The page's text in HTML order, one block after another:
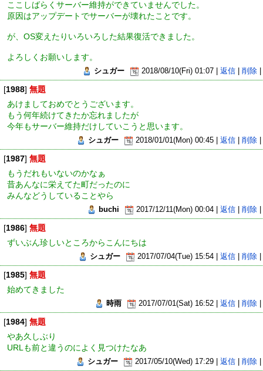
ここしばらくサーバー維持ができていませんでした。
原因はアップデートでサーバーが壊れたことです。
が、OS変えたりいろいろした結果復活できました。
よろしくお願いします。
シュガー 2018/08/10(Fri) 01:07 |返信 |削除
[1988] 無題
あけましておめでとうございます。
もう何年続けてきたか忘れましたが
今年もサーバー維持だけしていこうと思います。
シュガー 2018/01/01(Mon) 00:45 |返信 |削除
[1987] 無題
もうだれもいないのかなぁ
昔あんなに栄えてた町だったのに
みんなどうしていることやら
buchi 2017/12/11(Mon) 00:04 |返信 |削除
[1986] 無題
ずいぶん珍しいところからこんにちは
シュガー 2017/07/04(Tue) 15:54 |返信 |削除
[1985] 無題
始めてきました
時雨 2017/07/01(Sat) 16:52 |返信 |削除
[1984] 無題
やあ久しぶり
URLも前と違うのによく見つけたなあ
シュガー 2017/05/10(Wed) 17:29 |返信 |削除